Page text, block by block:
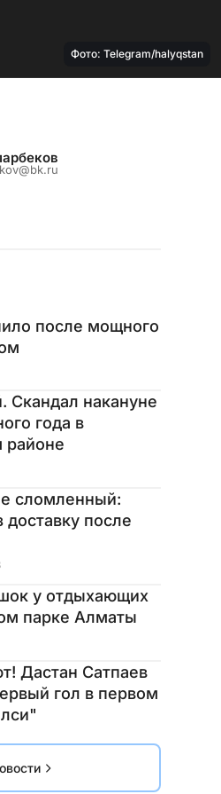
Фото: Telegram/halyqstan
после мощного
Скандал накануне
года в
районе
сломленный:
доставку после
у отдыхающих
парке Алматы
Дастан Сатпаев
гол в первом